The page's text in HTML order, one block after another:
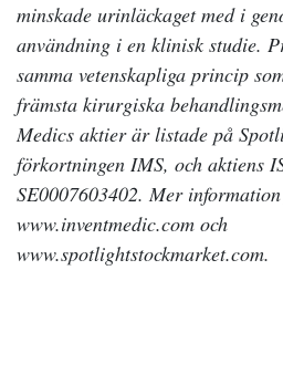
minskade urinläckaget med i
användning i en klinisk studie.
samma vetenskapliga princip
främsta kirurgiska
Medics aktier är listade på
förkortningen IMS, och aktiens
SE0007603402. Mer
www.inventmedic.com och
www.spotlightstockmarket.com.